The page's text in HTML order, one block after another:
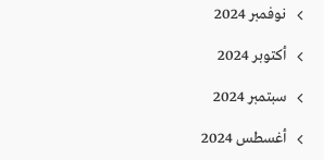
نوفمبر 2024
أكتوبر 2024
سبتمبر 2024
أغسطس 2024